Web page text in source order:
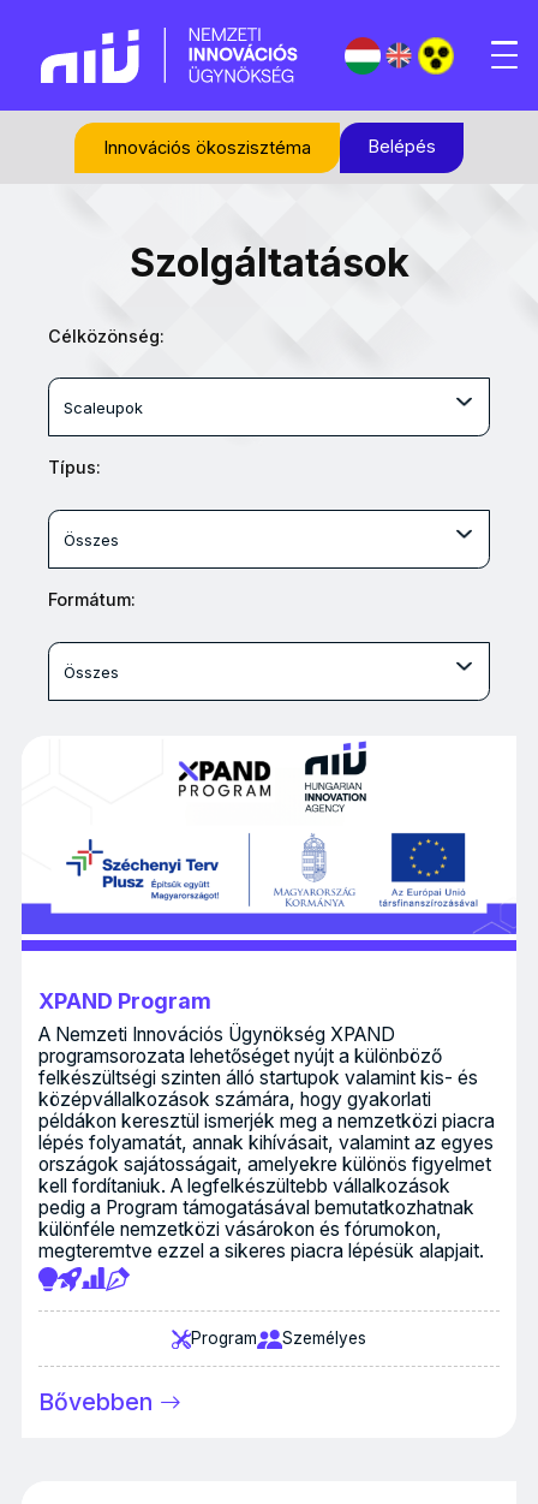
Innovációs ökoszisztéma Belépés
Szolgáltatások
Célközönség:
Scaleupok
Típus:
Összes
Formátum:
Összes
XPAND Program
A Nemzeti Innovációs Ügynökség XPAND
programsorozata lehetőséget nyújt a különböző
felkészültségi szinten álló startupok valamint kis- és
középvállalkozások számára, hogy gyakorlati
példákon keresztül ismerjék meg a nemzetközi piacra
lépés folyamatát, annak kihívásait, valamint az egyes
országok sajátosságait, amelyekre különös figyelmet
kell fordítaniuk. A legfelkészültebb vállalkozások
pedig a Program támogatásával bemutatkozhatnak
különféle nemzetközi vásárokon és fórumokon,
megteremtve ezzel a sikeres piacra lépésük alapjait.
Program Személyes
Bővebben